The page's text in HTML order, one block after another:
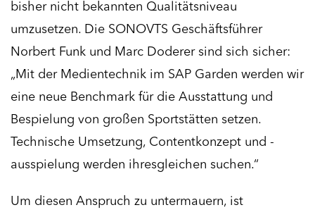
bisher nicht bekannten Qualitätsniveau
umzusetzen. Die SONOVTS Geschäftsführer
Norbert Funk und Marc Doderer sind sich sicher:
„Mit der Medientechnik im SAP Garden werden wir
eine neue Benchmark für die Ausstattung und
Bespielung von großen Sportstätten setzen.
Technische Umsetzung, Contentkonzept und -
ausspielung werden ihresgleichen suchen.“
Um diesen Anspruch zu untermauern, ist